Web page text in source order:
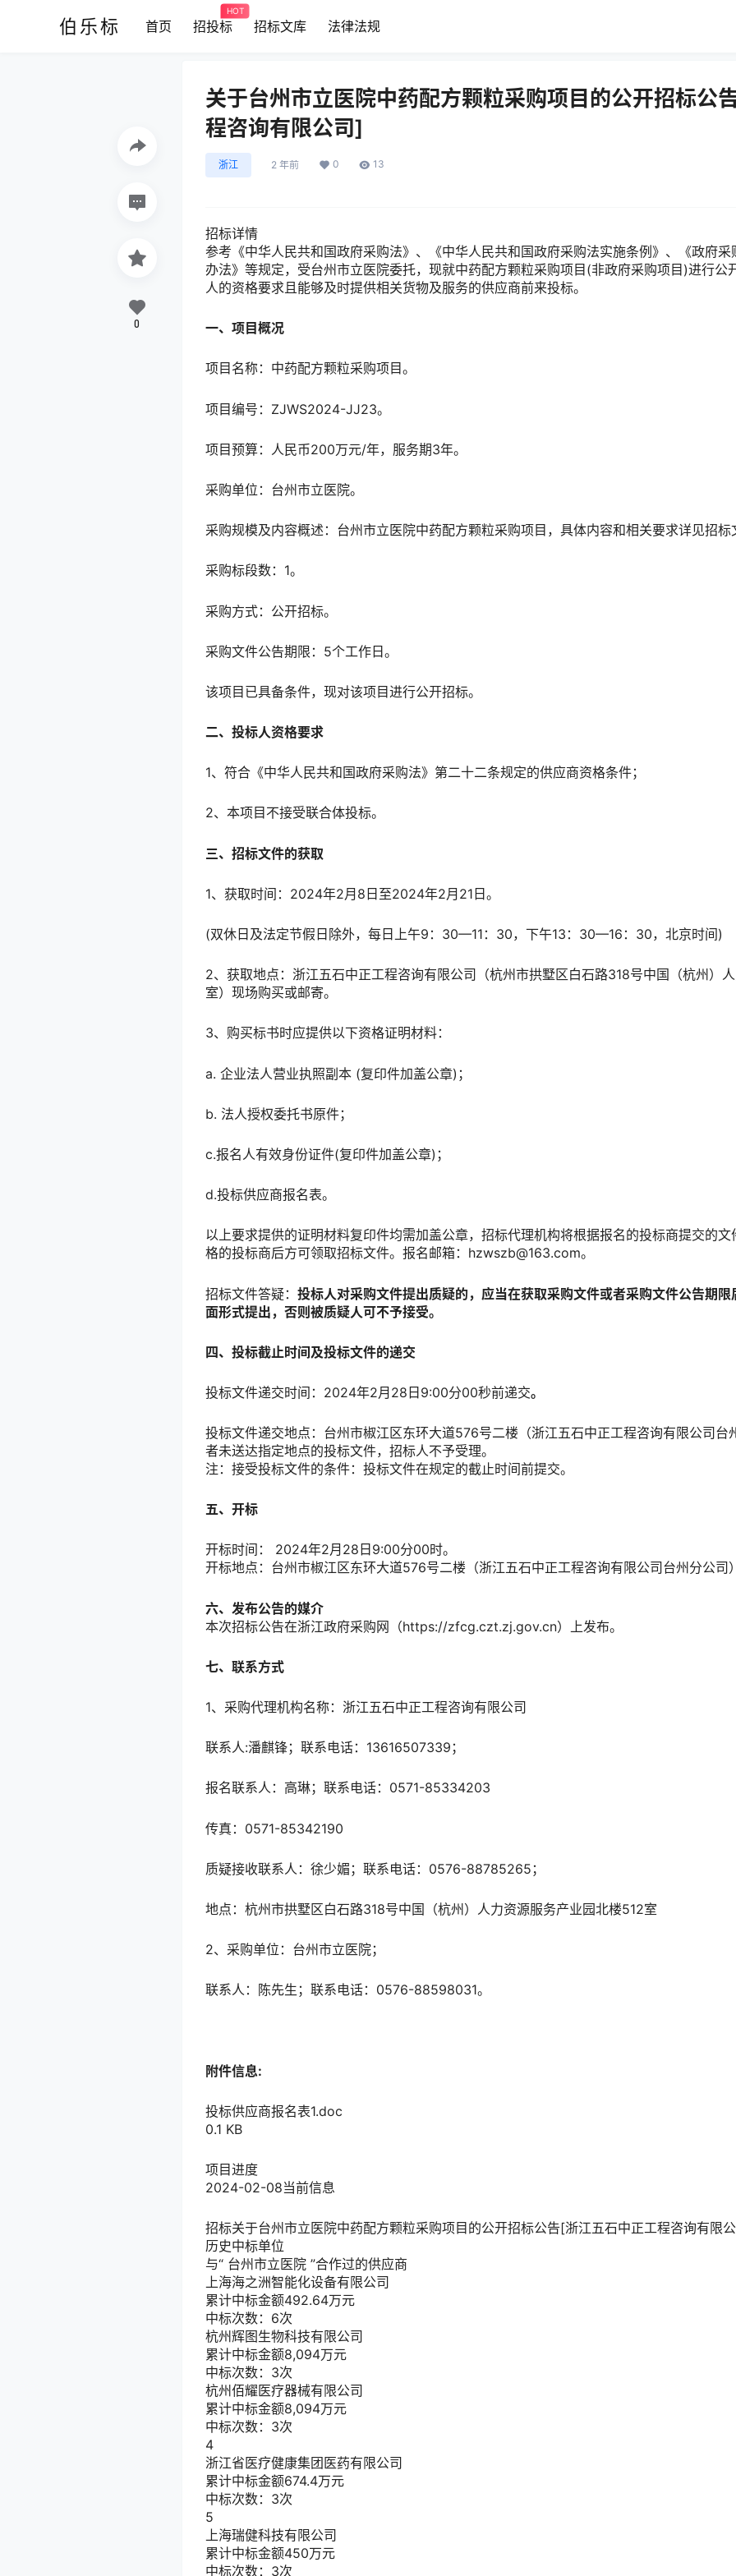
伯乐标 首页 招投标
HOT
招标文库 法律法规
关于台州市立医院中药配方颗粒采购项目的公开招标公
程咨询有限公司]
浙江 2 年前 0 13
招标详情
参考《中华人民共和国政府采购法》、《中华人民共和国政府采购法实施条例》、《政府
办法》等规定，受台州市立医院委托，现就中药配方颗粒采购项目(非政府采购项目)进行公
人的资格要求且能够及时提供相关货物及服务的供应商前来投标。
一、项目概况
项目名称：中药配方颗粒采购项目。
项目编号：ZJWS2024-JJ23。
项目预算：人民币200万元/年，服务期3年。
采购单位：台州市立医院。
采购规模及内容概述：台州市立医院中药配方颗粒采购项目，具体内容和相关要求详见招标
采购标段数：1。
采购方式：公开招标。
采购文件公告期限：5个工作日。
该项目已具备条件，现对该项目进行公开招标。
二、投标人资格要求
1、符合《中华人民共和国政府采购法》第二十二条规定的供应商资格条件；
2、本项目不接受联合体投标。
三、招标文件的获取
1、获取时间：2024年2月8日至2024年2月21日。
(双休日及法定节假日除外，每日上午9：30—11：30，下午13：30—16：30，北京时间)
2、获取地点：浙江五石中正工程咨询有限公司（杭州市拱墅区白石路318号中国（杭州）
室）现场购买或邮寄。
3、购买标书时应提供以下资格证明材料：
a. 企业法人营业执照副本 (复印件加盖公章)；
b. 法人授权委托书原件；
c.报名人有效身份证件(复印件加盖公章)；
d.投标供应商报名表。
以上要求提供的证明材料复印件均需加盖公章，招标代理机构将根据报名的投标商提交的
格的投标商后方可领取招标文件。报名邮箱：hzwszb@163.com。
招标文件答疑： 投标人对采购文件提出质疑的，应当在获取采购文件或者采购文件公告期
面形式提出，否则被质疑人可不予接受。
四、投标截止时间及投标文件的递交
投标文件递交时间：2024年2月28日9:00分00秒前递交。
投标文件递交地点：台州市椒江区东环大道576号二楼（浙江五石中正工程咨询有限公司台
者未送达指定地点的投标文件，招标人不予受理。
注：接受投标文件的条件：投标文件在规定的截止时间前提交。
五、开标
开标时间： 2024年2月28日9:00分00时。
开标地点：台州市椒江区东环大道576号二楼（浙江五石中正工程咨询有限公司台州分公司
六、发布公告的媒介
本次招标公告在浙江政府采购网（https://zfcg.czt.zj.gov.cn）上发布。
七、联系方式
1、采购代理机构名称：浙江五石中正工程咨询有限公司
联系人:潘麒锋；联系电话：13616507339；
报名联系人：高琳；联系电话：0571-85334203
传真：0571-85342190
质疑接收联系人：徐少媚；联系电话：0576-88785265；
地点：杭州市拱墅区白石路318号中国（杭州）人力资源服务产业园北楼512室
2、采购单位：台州市立医院；
联系人：陈先生；联系电话：0576-88598031。
附件信息:
投标供应商报名表1.doc
0.1 KB
项目进度
2024-02-08当前信息
招标关于台州市立医院中药配方颗粒采购项目的公开招标公告[浙江五石中正工程咨询有限
历史中标单位
与“ 台州市立医院 ”合作过的供应商
上海海之洲智能化设备有限公司
累计中标金额492.64万元
中标次数：6次
杭州辉图生物科技有限公司
累计中标金额8,094万元
中标次数：3次
杭州佰耀医疗器械有限公司
累计中标金额8,094万元
中标次数：3次
4
浙江省医疗健康集团医药有限公司
累计中标金额674.4万元
中标次数：3次
5
上海瑞健科技有限公司
累计中标金额450万元
中标次数：3次
0